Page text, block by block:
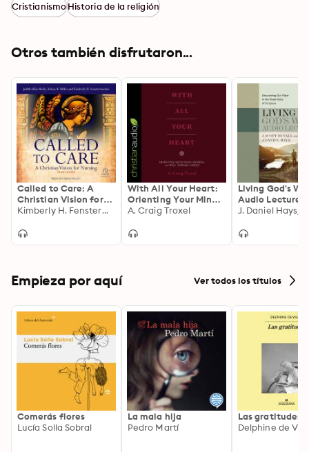
CristianismoHistoria de la religión
Otros también disfrutaron...
Called to Care: A
Christian Vision for
Nursing, 3rd editionKimberly H. Fenstermacher, Arlene B. Miller, Judith Allen Shelly
With All Your Heart:
Orienting Your Mind,
Desires and Will
A. Craig Troxel
Living God's
Audio Lectures:
Discovering
Scripture
Empieza por aquí Ver todos los títulos
Comerás flores
Lucía Solla Sobral
La mala hija
Pedro Martí
Las gratitudes
Delphine de